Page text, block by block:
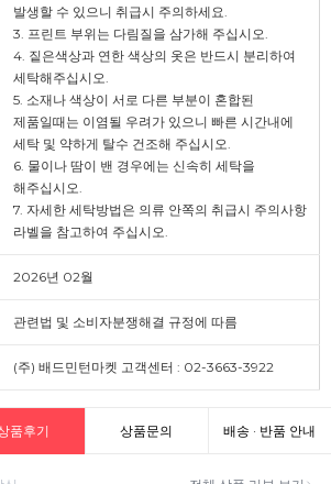
발생할 수 있으니 취급시 주의하세요.
3. 프린트 부위는 다림질을 삼가해 주십시오.
4. 짙은색상과 연한 색상의 옷은 반드시 분리하여
세탁해주십시오.
5. 소재나 색상이 서로 다른 부분이 혼합된
제품일때는 이염될 우려가 있으니 빠른 시간내에
세탁 및 약하게 탈수 건조해 주십시오.
6. 물이나 땀이 밴 경우에는 신속히 세탁을
해주십시오.
7. 자세한 세탁방법은 의류 안쪽의 취급시 주의사항
라벨을 참고하여 주십시오.
2026년 02월
관련법 및 소비자분쟁해결 규정에 따름
(주) 배드민턴마켓 고객센터 : 02-3663-3922
품후기 상품문의 배송 · 반품 안내